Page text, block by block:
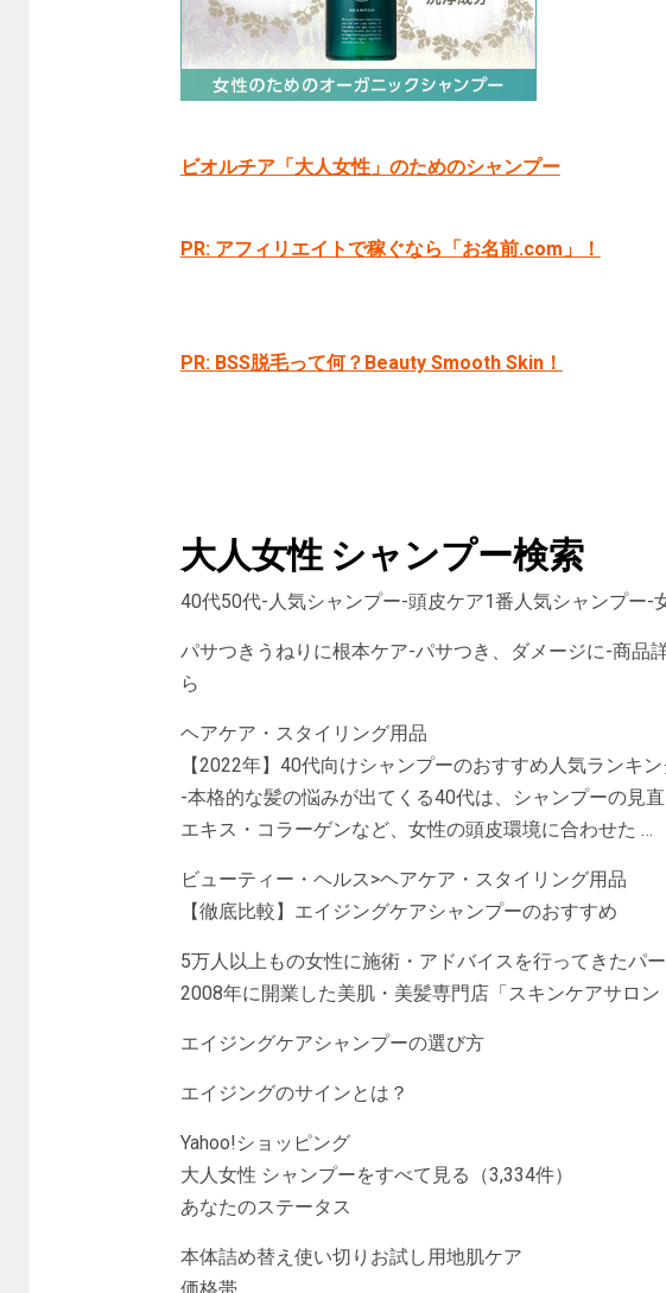
ビオルチア「大人女性」のためのシャンプー
PR: アフィリエイトで稼ぐなら「お名前.com」！
PR: BSS脱毛って何？Beauty Smooth Skin！
大人女性 シャンプー検索
40代50代-人気シャンプー-頭皮ケア1番人気シャンプー-
パサつきうねりに根本ケア-パサつき、ダメージに-商品
ら
ヘアケア・スタイリング用品
【2022年】40代向けシャンプーのおすすめ人気ランキ
-本格的な髪の悩みが出てくる40代は、シャンプーの見
エキス・コラーゲンなど、女性の頭皮環境に合わせた …
ビューティー・ヘルス>ヘアケア・スタイリング用品
【徹底比較】エイジングケアシャンプーのおすすめ
5万人以上もの女性に施術・アドバイスを行ってきたパ
2008年に開業した美肌・美髪専門店「スキンケアサロ
エイジングケアシャンプーの選び方
エイジングのサインとは？
Yahoo!ショッピング
大人女性 シャンプーをすべて見る（3,334件）
あなたのステータス
本体詰め替え使い切りお試し用地肌ケア
価格帯